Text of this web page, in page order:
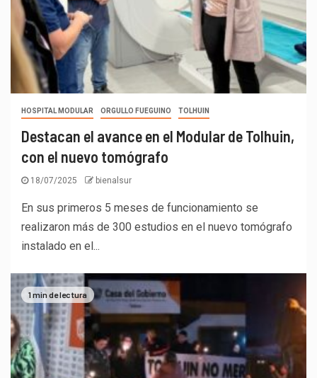
HOSPITAL MODULAR ORGULLO FUEGUINO TOLHUIN
Destacan el avance en el Modular de Tolhuin,
con el nuevo tomógrafo
18/07/2025 bienalsur
En sus primeros 5 meses de funcionamiento se
realizaron más de 300 estudios en el nuevo tomógrafo
instalado en el...
1 min de lectura